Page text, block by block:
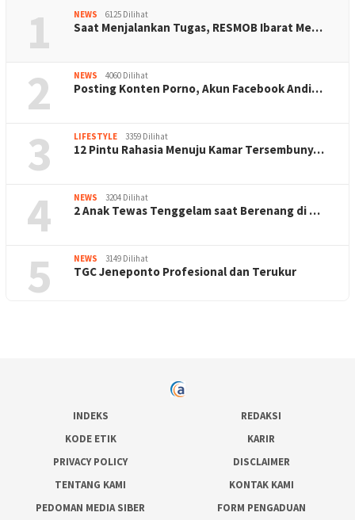
1 NEWS 6125 Dilihat
Saat Menjalankan Tugas, RESMOB Ibarat Me…
2 NEWS 4060 Dilihat
Posting Konten Porno, Akun Facebook Andi…
3 LIFESTYLE 3359 Dilihat
12 Pintu Rahasia Menuju Kamar Tersembuny…
4 NEWS 3204 Dilihat
2 Anak Tewas Tenggelam saat Berenang di …
5 NEWS 3149 Dilihat
TGC Jeneponto Profesional dan Terukur
INDEKS
REDAKSI
KODE ETIK
KARIR
PRIVACY POLICY
DISCLAIMER
TENTANG KAMI
KONTAK KAMI
PEDOMAN MEDIA SIBER
FORM PENGADUAN